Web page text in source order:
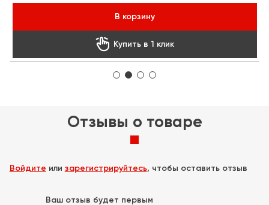
В корзину
 Купить в 1 клик
Отзывы о товаре
Войдите или зарегистрируйтесь, чтобы оставить отзыв
Ваш отзыв будет первым